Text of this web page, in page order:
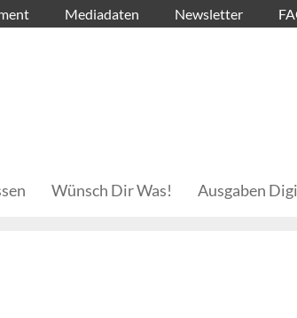
Mediadaten Newsletter
Wünsch Dir Was! Ausgaben